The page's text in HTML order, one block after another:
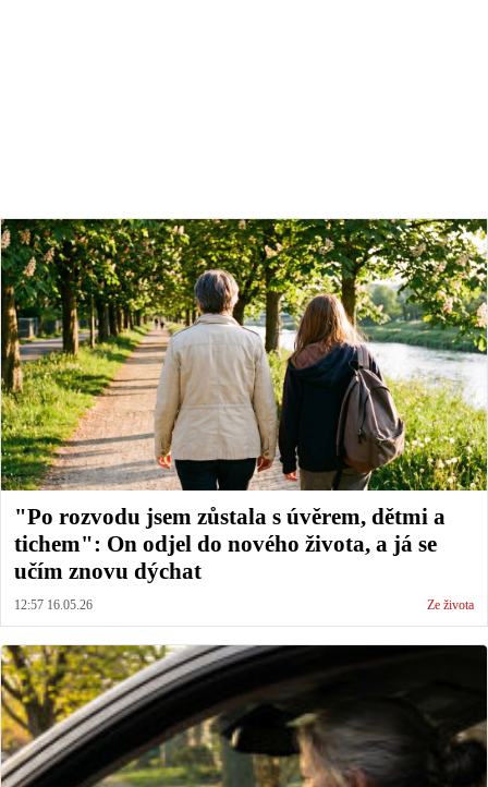
"Po rozvodu jsem zůstala s úvěrem, dětmi a
tichem": On odjel do nového života, a já se
učím znovu dýchat
12:57 16.05.26 Ze života